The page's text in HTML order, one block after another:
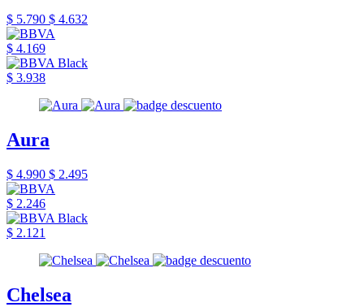
$ 5.790 $ 4.632
$ 4.169
$ 3.938
Aura
$ 4.990 $ 2.495
$ 2.246
$ 2.121
Chelsea